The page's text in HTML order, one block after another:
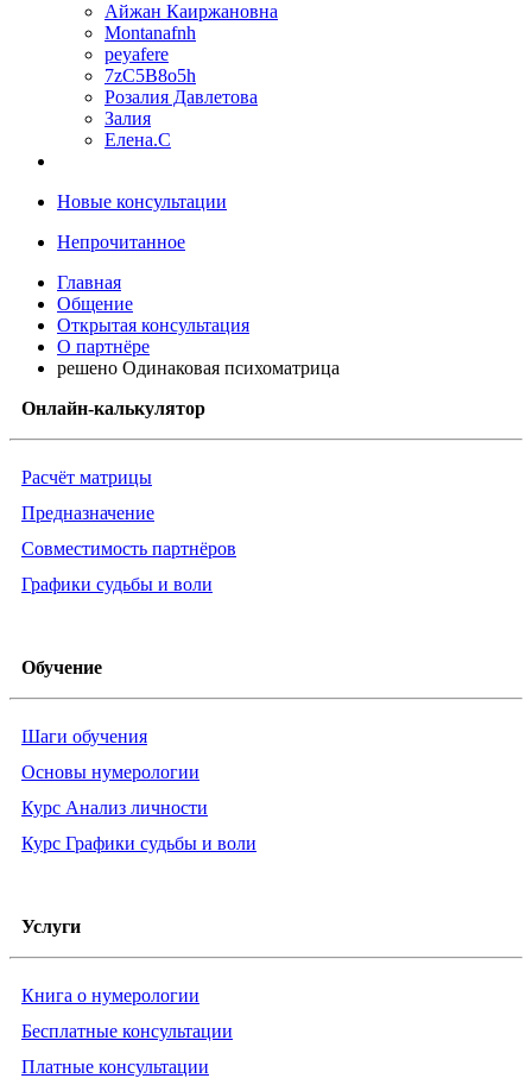
Айжан Каиржановна
Montanafnh
peyafere
7zC5B8o5h
Розалия Давлетова
Залия
Елена.С
Новые консультации
Непрочитанное
Главная
Общение
Открытая консультация
О партнёре
решено Одинаковая психоматрица
Онлайн-калькулятор
Расчёт матрицы
Предназначение
Совместимость партнёров
Графики судьбы и воли
Обучение
Шаги обучения
Основы нумерологии
Курс Анализ личности
Курс Графики судьбы и воли
Услуги
Книга о нумерологии
Бесплатные консультации
Платные консультации